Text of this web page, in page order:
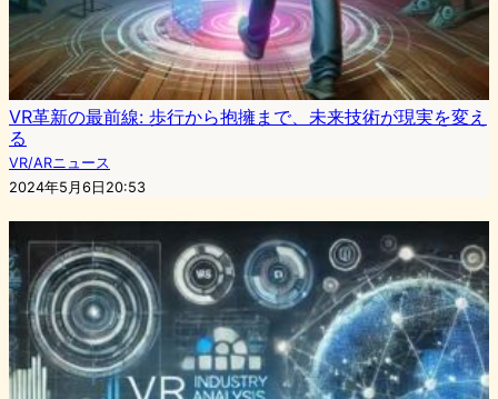
VR革新の最前線: 歩行から抱擁まで、未来技術が現実を変え
る
VR/ARニュース
2024年5月6日20:53